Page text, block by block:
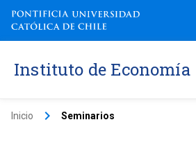
Instituto de Economía
Inicio keyboard_arrow_right Seminarios